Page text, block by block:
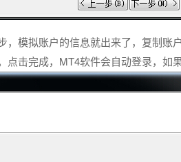
，模拟账户的信息就出来了，复制
击完成，MT4软件会自动登录，如